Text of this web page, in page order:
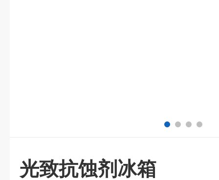
光致抗蚀剂冰箱